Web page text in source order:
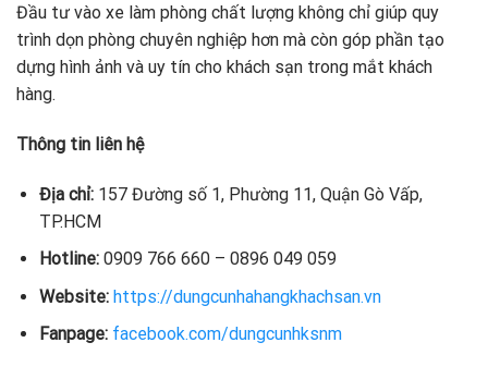
Đầu tư vào xe làm phòng chất lượng không chỉ giúp quy
trình dọn phòng chuyên nghiệp hơn mà còn góp phần tạo
dựng hình ảnh và uy tín cho khách sạn trong mắt khách
hàng.
Thông tin liên hệ
Địa chỉ: 157 Đường số 1, Phường 11, Quận Gò Vấp,
TP.HCM
Hotline:0909 766 660 – 0896 049 059
Website:https://dungcunhahangkhachsan.vn
Fanpage:facebook.com/dungcunhksnm